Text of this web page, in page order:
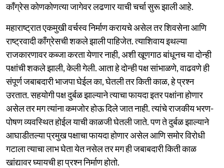
काँग्रेस कोणकोणत्या जागेवर लढणार याची चर्चा सुरू झाली आहे.
महाराष्ट्रात एकमुखी वर्चस्व निर्माण करायचे असेल तर शिवसेना आणि
राष्ट्रवादी काँग्रेसची शकले झाली पाहिजेत. त्याशिवाय इथल्या
राजकारणावर कब्जा करता येणार नाही, अशी खूणगाठ बांधूनच या दोन्ही
पक्षांची शकले झाली, केली गेली. आता हे दोन्ही पक्ष सांभाळणे, वाढवणे ही
संपूर्ण जबाबदारी भाजपा घेईल का, घेतली तर किती काळ, हे प्रश्न
उरतात. सहयोगी पक्ष दुर्बळ झाल्याने त्याचा फायदा इतर पक्षांना होणार
असेल तर मग त्यांना कमजोर होऊ दिले जात नाही. त्यांचे राजकीय भरण-
पोषण व्यवस्थित होईल याची काळजी घेतली जाते. पण ते दुर्बळ झाल्याने
आघाडीतल्या प्रमुख पक्षाचा फायदा होणार असेल आणि समोर विरोधी
गटाला त्याचा लाभ घेता येत नसेल तर मग ही जबाबदारी किती काळ
खांद्यावर घ्यायची हा प्रश्न निर्माण होतो.